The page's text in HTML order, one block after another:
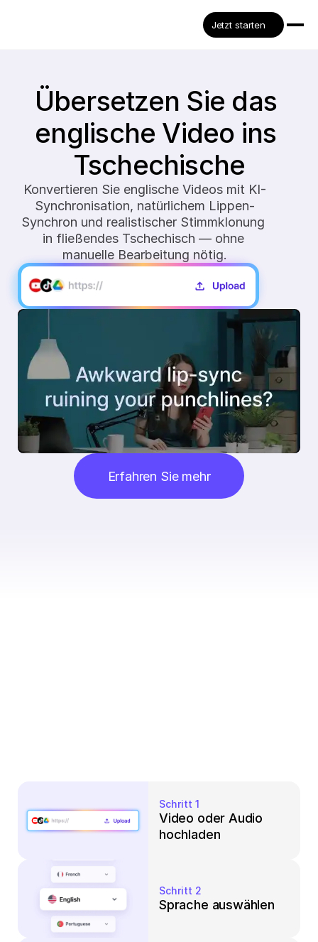
Jetzt starten
Übersetzen Sie das
englische Video ins
Tschechische
Konvertieren Sie englische Videos mit KI-
Synchronisation, natürlichem Lippen-
Synchron und realistischer Stimmklonung
in fließendes Tschechisch — ohne
manuelle Bearbeitung nötig.
Erfahren Sie mehr
Schritt 1
Video oder Audio
hochladen
Schritt 2
Sprache auswählen